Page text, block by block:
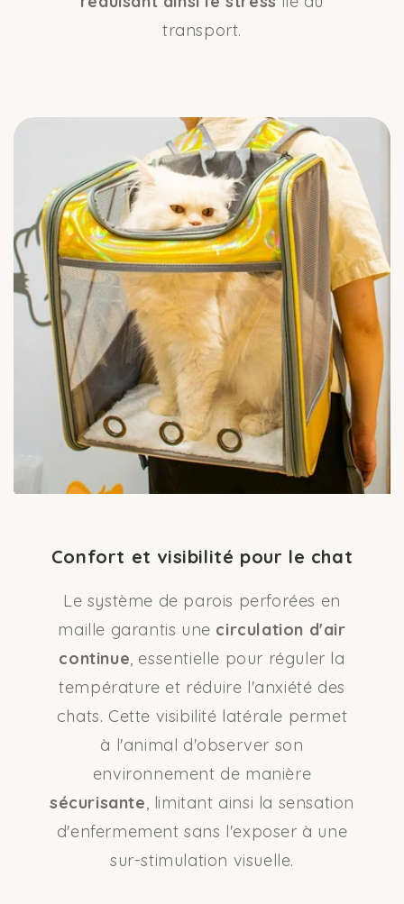
transport.
Confort et visibilité pour le chat
Le système de parois perforées en
maille garantis une circulation d'air
continue, essentielle pour réguler la
température et réduire l'anxiété des
chats. Cette visibilité latérale permet
à l'animal d'observer son
environnement de manière
sécurisante, limitant ainsi la sensation
d'enfermement sans l'exposer à une
sur-stimulation visuelle.